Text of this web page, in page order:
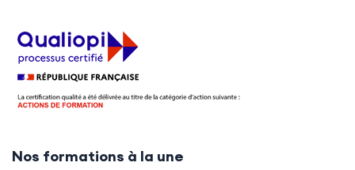
Nos formations à la une